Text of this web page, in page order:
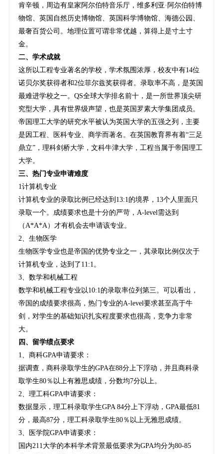
肯辛顿，周边有皇家阿尔伯特音乐厅，维多利亚·阿尔伯特博
物馆、英国自然历史博物馆、英国科学博物馆、海德公园、
最奢百货公司。地理位置可谓非常优越，算得上是寸土寸
金。
二、学术成就
这所以工程专业著名的学校，学术氛围浓厚，校友中有14位
诺贝尔奖获得者和2位菲尔兹奖获得者。录取率不高，是英国
最难进学校之一。QS全球大学排名前十，是一所世界顶尖研
究型大学，具有世界级声望，也是英国罗素大学集团成员。
帝国理工大学的研究水平被认为英国大学的五强之列，主要
是因工程、医科专业、商学而著名。在英国教育界有着“三足
鼎立”，理科剑桥大学，文科牛津大学，工程当属于帝国理工
大学。
三、热门专业申请难度
1计算机专业
计算机专业的录取比例已经达到13:1的境界，13个人里面只
录取一个。成绩要求也是十分的严苛，A-level需达到
（A*A*A）才有机会去申请该专业。
2、生物医学
生物医学专业也是帝国的优势专业之一，其录取比例仅次于
计算机专业，达到了11:1。
3、数学和机械工程
数学和机械工程专业以10:1的录取率位列第三。可以看出，
帝国的成绩要求很高，热门专业的A-level要求甚至高于牛
剑，对学生的基础知识扎实程度要求也很高，竞争力非常
大。
四、留学绩点要求
1、商科GPA申请要求：
据调查，商科录取学生的GPA在88分上下浮动，并且商科录
取学生80％以上有雅思成绩，分数均7分以上。
2、理工科GPA申请要求：
数据显示，理工科录取学生GPA 84分上下浮动，GPA最低81
分，最高87分，理工科录取学生80％以上无雅思成绩。
3、医学院GPA申请要求：
国内211大学的本科学术背景最低要求为GPA均分为80-85